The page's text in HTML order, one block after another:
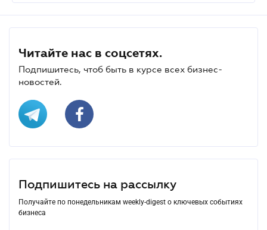
Читайте нас в соцсетях.
Подпишитесь, чтоб быть в курсе всех бизнес-
новостей.
Подпишитесь на рассылку
Получайте по понедельникам weekly-digest о ключевых событиях
бизнеса